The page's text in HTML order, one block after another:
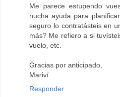
Me parece estupendo
nucha ayuda para
seguro lo contratásteis en
más? Me refiero a si
vuelo, etc.
Gracias por anticipado,
Mariví
Responder